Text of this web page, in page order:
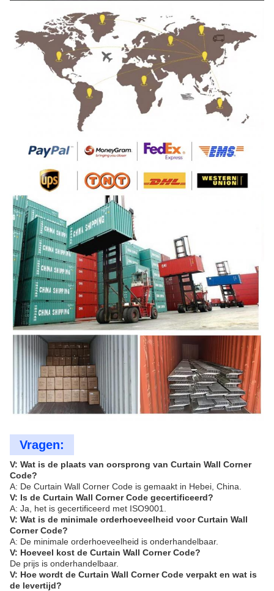
Vragen:
V: Wat is de plaats van oorsprong van Curtain Wall Corner
Code?
A: De Curtain Wall Corner Code is gemaakt in Hebei, China.
V: Is de Curtain Wall Corner Code gecertificeerd?
A: Ja, het is gecertificeerd met ISO9001.
V: Wat is de minimale orderhoeveelheid voor Curtain Wall
Corner Code?
A: De minimale orderhoeveelheid is onderhandelbaar.
V: Hoeveel kost de Curtain Wall Corner Code?
De prijs is onderhandelbaar.
V: Hoe wordt de Curtain Wall Corner Code verpakt en wat is
de levertijd?